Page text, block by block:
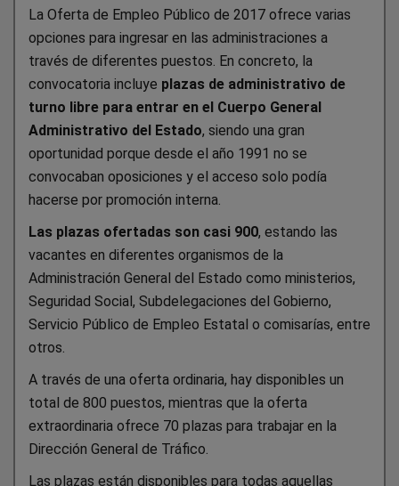
La Oferta de Empleo Público de 2017 ofrece varias
opciones para ingresar en las administraciones a
través de diferentes puestos. En concreto, la
convocatoria incluye plazas de administrativo de
turno libre para entrar en el Cuerpo General
Administrativo del Estado, siendo una gran
oportunidad porque desde el año 1991 no se
convocaban oposiciones y el acceso solo podía
hacerse por promoción interna.
Las plazas ofertadas son casi 900, estando las
vacantes en diferentes organismos de la
Administración General del Estado como ministerios,
Seguridad Social, Subdelegaciones del Gobierno,
Servicio Público de Empleo Estatal o comisarías, entre
otros.
A través de una oferta ordinaria, hay disponibles un
total de 800 puestos, mientras que la oferta
extraordinaria ofrece 70 plazas para trabajar en la
Dirección General de Tráfico.
Las plazas están disponibles para todas aquellas